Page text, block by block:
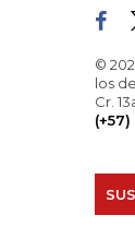
©
los
Cr.